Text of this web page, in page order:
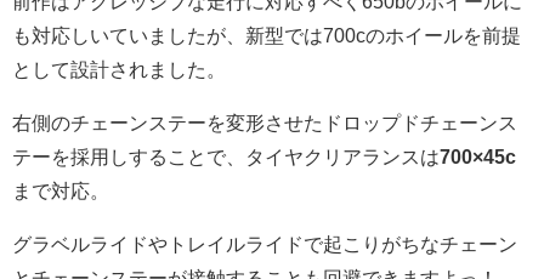
も対応しいていましたが、新型では700cのホイールを前提
として設計されました。
右側のチェーンステーを変形させたドロップドチェーンス
テーを採用しすることで、タイヤクリアランスは700×45c
まで対応。
グラベルライドやトレイルライドで起こりがちなチェーン